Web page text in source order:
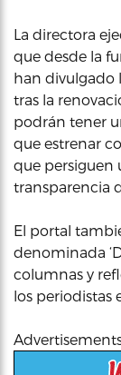
La directora
que desde la
han divulgado
tras la
podrán tener
que estrenar
que persiguen
transparencia
El portal
denominada
columnas y
los periodistas